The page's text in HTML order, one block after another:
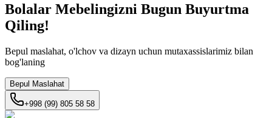
Bolalar Mebelingizni Bugun Buyurtma
Qiling!
Bepul maslahat, o'lchov va dizayn uchun mutaxassislarimiz bilan
bog'laning
Bepul Maslahat
+998 (99) 805 58 58